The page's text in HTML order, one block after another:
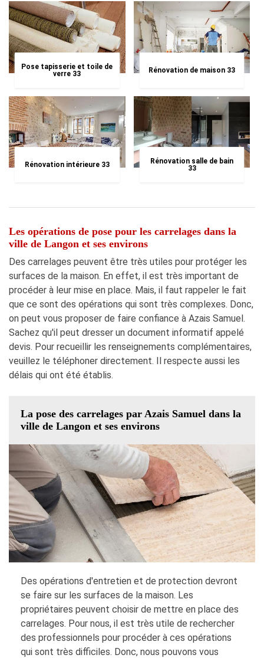
Pose tapisserie et toile de
verre 33
Rénovation de maison 33
Rénovation intérieure 33
Rénovation salle de bain
33
Les opérations de pose pour les carrelages dans la
ville de Langon et ses environs
Des carrelages peuvent être très utiles pour protéger les
surfaces de la maison. En effet, il est très important de
procéder à leur mise en place. Mais, il faut rappeler le fait
que ce sont des opérations qui sont très complexes. Donc,
on peut vous proposer de faire confiance à Azais Samuel.
Sachez qu'il peut dresser un document informatif appelé
devis. Pour recueillir les renseignements complémentaires,
veuillez le téléphoner directement. Il respecte aussi les
délais qui ont été établis.
La pose des carrelages par Azais Samuel dans la
ville de Langon et ses environs
Des opérations d'entretien et de protection devront
se faire sur les surfaces de la maison. Les
propriétaires peuvent choisir de mettre en place des
carrelages. Pour nous, il est très utile de rechercher
des professionnels pour procéder à ces opérations
qui sont très difficiles. Donc, nous pouvons vous